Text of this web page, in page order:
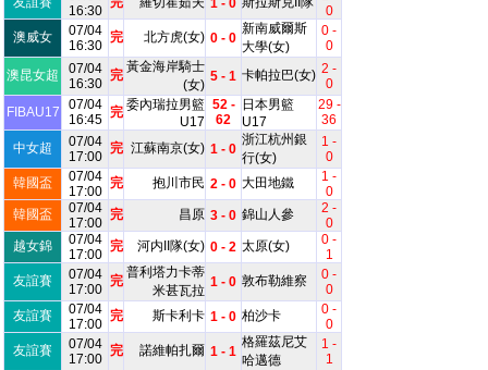
16:30
1 - 0
0
澳威女
07/04
16:30
完 北方虎(女) 0 - 0
新南威爾斯
大學(女)
0 -
0
澳昆女超
07/04
16:30
完
黃金海岸騎士
(女)
5 - 1 卡帕拉巴(女) 2 -
0
FIBAU17
07/04
16:45 完 委內瑞拉男籃
U17
52 -
62
日本男籃
U17
29 -
36
中女超
07/04
17:00
完 江蘇南京(女) 1 - 0
浙江杭州銀
行(女)
1 -
0
韓國盃
07/04
17:00
完 抱川市民 2 - 0 大田地鐵
1 -
0
韓國盃
07/04
17:00
完 昌原 3 - 0 錦山人參
2 -
0
越女錦
07/04
17:00
完 河内II隊(女) 0 - 2 太原(女)
0 -
1
友誼賽
07/04
17:00
完
普利塔力卡蒂
米甚瓦拉
1 - 0 敦布勒維察
0 -
0
友誼賽
07/04
17:00
完 斯卡利卡 1 - 0 柏沙卡
0 -
0
友誼賽
07/04
17:00
完 諾維帕扎爾 1 - 1
格羅茲尼艾
哈邁德
1 -
1